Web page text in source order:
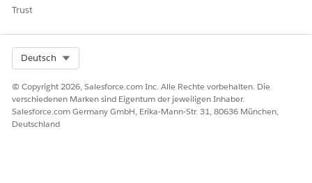
Trust
Deutsch
© Copyright 2026, Salesforce.com Inc. Alle Rechte vorbehalten. Die
verschiedenen Marken sind Eigentum der jeweiligen Inhaber.
Salesforce.com Germany GmbH, Erika-Mann-Str. 31, 80636 München,
Deutschland